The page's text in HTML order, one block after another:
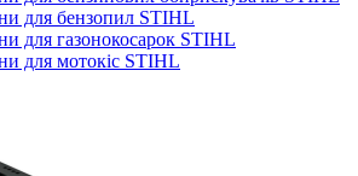
для бензопил STIHL
для газонокосарок STIHL
для мотокіс STIHL